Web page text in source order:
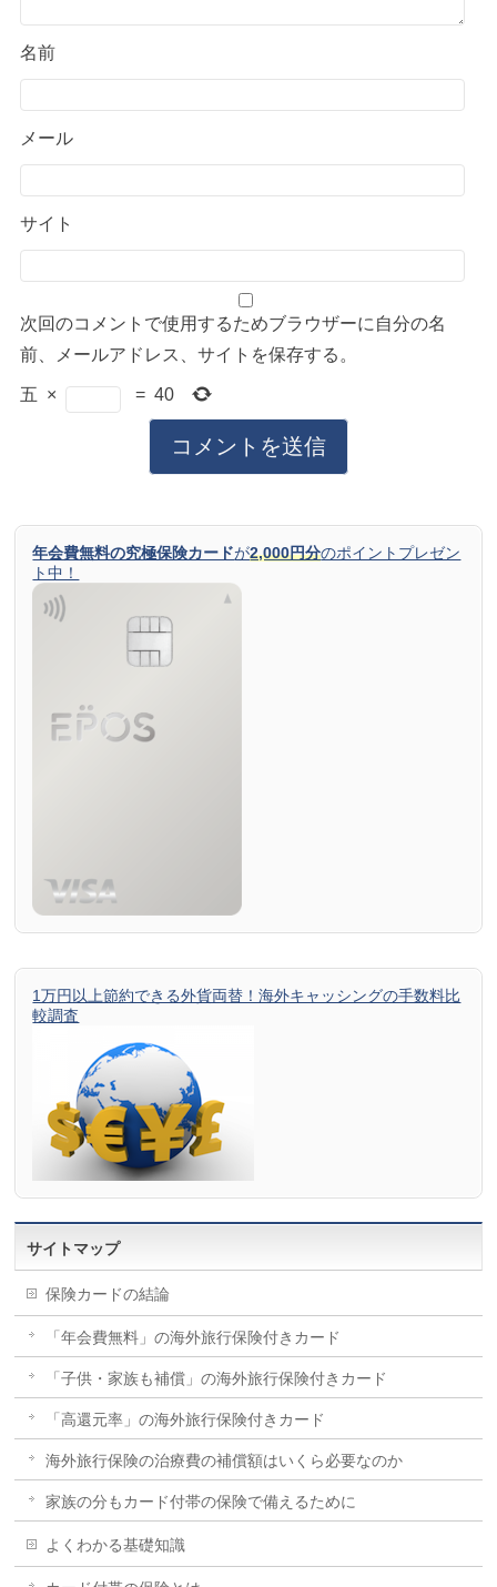
名前
メール
サイト
次回のコメントで使用するためブラウザーに自分の名
前、メールアドレス、サイトを保存する。
五 × = 40
年会費無料の究極保険カードが2,000円分のポイントプレゼン
ト中！
1万円以上節約できる外貨両替！海外キャッシングの手数料比
較調査
サイトマップ
保険カードの結論
「年会費無料」の海外旅行保険付きカード
「子供・家族も補償」の海外旅行保険付きカード
「高還元率」の海外旅行保険付きカード
海外旅行保険の治療費の補償額はいくら必要なのか
家族の分もカード付帯の保険で備えるために
よくわかる基礎知識